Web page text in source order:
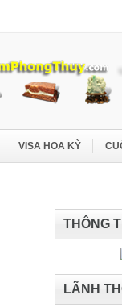
VISA HOA KỲ
THÔNG
LÃNH